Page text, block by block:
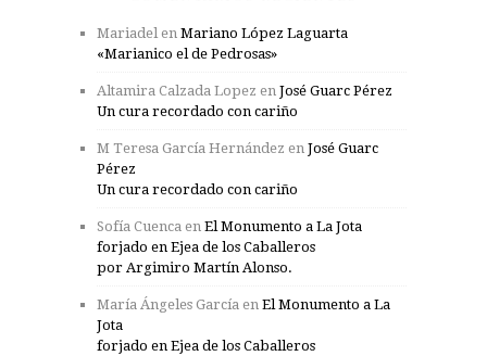
Mariadel en Mariano López Laguarta
«Marianico el de Pedrosas»
Altamira Calzada Lopez en José Guarc Pérez
Un cura recordado con cariño
M Teresa García Hernández en José Guarc
Pérez
Un cura recordado con cariño
Sofía Cuenca en El Monumento a La Jota
forjado en Ejea de los Caballeros
por Argimiro Martín Alonso.
María Ángeles García en El Monumento a La
Jota
forjado en Ejea de los Caballeros